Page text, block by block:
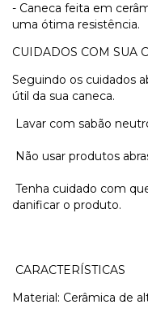
- Caneca feita em
uma ótima resistência.
CUIDADOS COM SUA
Seguindo os cuidados
útil da sua caneca.
Lavar com sabão
Não usar produtos
Tenha cuidado com
danificar o produto.
CARACTERÍSTICAS
Material: Cerâmica de